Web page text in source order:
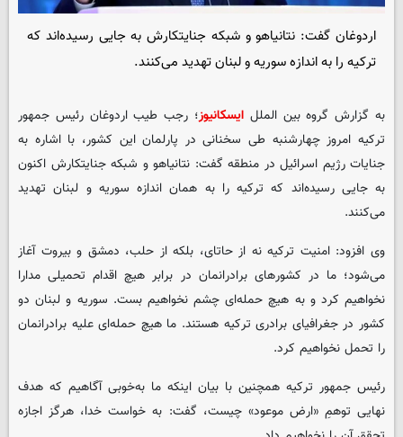
اردوغان گفت: نتانیاهو و شبکه جنایتکارش به جایی رسیده‌اند که
ترکیه را به اندازه سوریه و لبنان تهدید می‌کنند.
به گزارش گروه بین الملل ایسکانیوز؛ رجب طیب اردوغان رئیس جمهور
ترکیه امروز چهارشنبه طی سخنانی در پارلمان این کشور، با اشاره به
جنایات رژیم اسرائیل در منطقه گفت: نتانیاهو و شبکه جنایتکارش اکنون
به جایی رسیده‌اند که ترکیه را به همان اندازه سوریه و لبنان تهدید
می‌کنند.
وی افزود: امنیت ترکیه نه از حاتای، بلکه از حلب، دمشق و بیروت آغاز
می‌شود؛ ما در کشورهای برادرانمان در برابر هیچ اقدام تحمیلی مدارا
نخواهیم کرد و به هیچ حمله‌ای چشم نخواهیم بست. سوریه و لبنان دو
کشور در جغرافیای برادری ترکیه هستند. ما هیچ حمله‌ای علیه برادرانمان
را تحمل نخواهیم کرد.
رئیس جمهور ترکیه همچنین با بیان اینکه ما به‌خوبی آگاهیم که هدف
نهایی توهمِ «ارض موعود» چیست، گفت: به خواست خدا، هرگز اجازه